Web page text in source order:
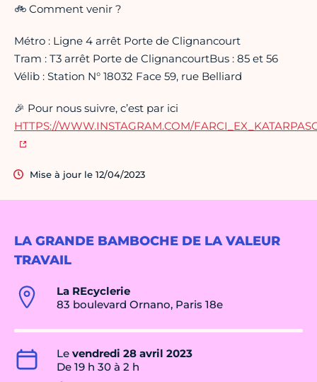
LA GRANDE BAMBOCHE DE LA VALEUR
TRAVAIL
La REcyclerie
83 boulevard Ornano, Paris 18e
Le vendredi 28 avril 2023
De 19 h 30 à 2 h
🚲 Comment venir ?
Métro : Ligne 4 arrêt Porte de Clignancourt
Tram : T3 arrêt Porte de ClignancourtBus : 85 et 56
Vélib : Station N° 18032 Face 59, rue Belliard
🎉 Pour nous suivre, c’est par ici
HTTPS://WWW.INSTAGRAM.COM/
Mise à jour le 12/04/2023